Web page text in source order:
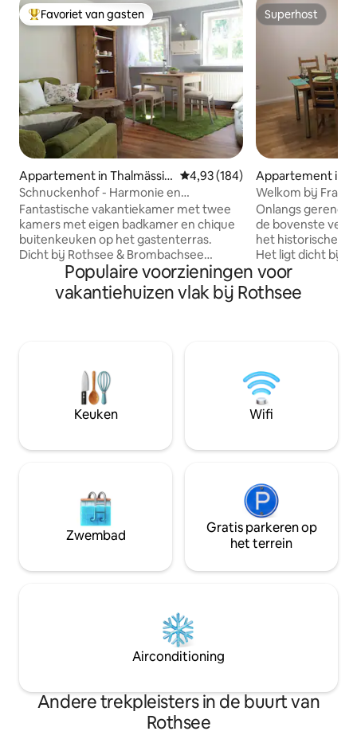
Topfavoriet van gasten
Favoriet van gasten
Appartement in Thalmässin
g
Gemiddelde beoordeling van
4,93 (184)
Schnuckenhof - Harmonie en
ontspanning met saunalodge
Fantastische vakantiekamer met twee
kamers met eigen badkamer en chique
buitenkeuken op het gastenterras.
Dicht bij Rothsee & Brombachsee
midden in het Frankische merengebied.
Incl. chique saunalodge met
ontspanningsruimte op de voormalige
beursterrein van Neurenberg. Wij
wonen zelf ook hier in dit huis, maar we
streven altijd naar discretie en
wederzijds respect voor privacy ♥️
Superhost
Superhost
Appartement in
Welkom bij
County
Onlangs
de bovenste
het historische
Het ligt dicht bij
supermarkten,
de
gezinnen (met
een
koffie, thee en koekjes. Je
van onze plek.
Populaire voorzieningen voor
vakantiehuizen vlak bij Rothsee
Keuken Wifi
Zwembad
Gratis parkeren op
het terrein
Airconditioning
Andere trekpleisters in de buurt van
Rothsee